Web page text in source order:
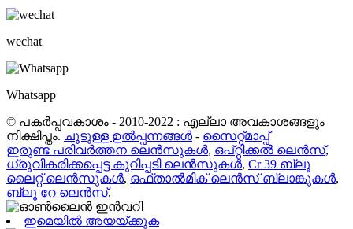
wechat
Whatsapp
© പകർപ്പവകാശം - 2010-2022 : എല്ലാ അവകാശങ്ങളും
നിക്ഷിപ്തം. ചൂടുള്ള ഉൽപ്പന്നങ്ങൾ - സൈറ്റ്മാപ്പ്
ഇരുണ്ട പരിവർത്തന ലെൻസുകൾ, ഒപ്റ്റിക്കൽ ലെൻസ്,
ധ്രുവീകരിക്കപ്പെട്ട കുറിപ്പടി ലെൻസുകൾ, Cr 39 ബ്ലൂ
ലൈറ്റ് ലെൻസുകൾ, ഒഫ്താൽമിക് ലെൻസ് ബ്ലാങ്കുകൾ,
ബ്ലൂ റേ ലെൻസ്,
ഇമെയിൽ അയയ്ക്കുക